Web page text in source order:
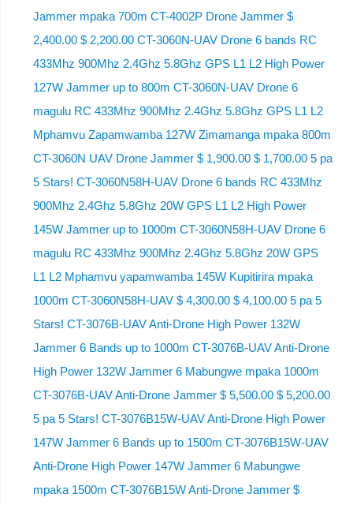
Jammer mpaka 700m CT-4002P Drone Jammer $
2,400.00 $ 2,200.00 CT-3060N-UAV Drone 6 bands RC
433Mhz 900Mhz 2.4Ghz 5.8Ghz GPS L1 L2 High Power
127W Jammer up to 800m CT-3060N-UAV Drone 6
magulu RC 433Mhz 900Mhz 2.4Ghz 5.8Ghz GPS L1 L2
Mphamvu Zapamwamba 127W Zimamanga mpaka 800m
CT-3060N UAV Drone Jammer $ 1,900.00 $ 1,700.00 5 pa
5 Stars! CT-3060N58H-UAV Drone 6 bands RC 433Mhz
900Mhz 2.4Ghz 5.8Ghz 20W GPS L1 L2 High Power
145W Jammer up to 1000m CT-3060N58H-UAV Drone 6
magulu RC 433Mhz 900Mhz 2.4Ghz 5.8Ghz 20W GPS
L1 L2 Mphamvu yapamwamba 145W Kupitirira mpaka
1000m CT-3060N58H-UAV $ 4,300.00 $ 4,100.00 5 pa 5
Stars! CT-3076B-UAV Anti-Drone High Power 132W
Jammer 6 Bands up to 1000m CT-3076B-UAV Anti-Drone
High Power 132W Jammer 6 Mabungwe mpaka 1000m
CT-3076B-UAV Anti-Drone Jammer $ 5,500.00 $ 5,200.00
5 pa 5 Stars! CT-3076B15W-UAV Anti-Drone High Power
147W Jammer 6 Bands up to 1500m CT-3076B15W-UAV
Anti-Drone High Power 147W Jammer 6 Mabungwe
mpaka 1500m CT-3076B15W Anti-Drone Jammer $